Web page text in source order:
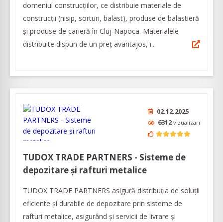
domeniul construcţiilor, ce distribuie materiale de
construcții (nisip, sorturi, balast), produse de balastieră
și produse de carieră în Cluj-Napoca. Materialele
distribuite dispun de un preţ avantajos, i...
02.12.2025
6312vizualizari
TUDOX TRADE PARTNERS - Sisteme de
depozitare și rafturi metalice
TUDOX TRADE PARTNERS asigură distribuția de soluții
eficiente și durabile de depozitare prin sisteme de
rafturi metalice, asigurând şi servicii de livrare și